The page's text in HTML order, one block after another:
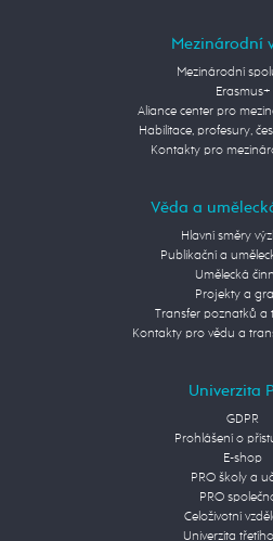
Mezinárodní
Mezinárodní
Erasmus+
Aliance center pro
Habilitace, profesury,
Kontakty pro
Věda a
Hlavní směry
Publikační a
Umělecká
Projekty a
Transfer poznatků a
Kontakty pro vědu a
Univerzita
GDPR
Prohlášení o
E-shop
PRO školy a
PRO
Celoživotní
Univerzita